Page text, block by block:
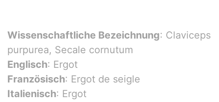
Wissenschaftliche Bezeichnung: Claviceps
purpurea, Secale cornutum
Englisch: Ergot
Französisch: Ergot de seigle
Italienisch: Ergot